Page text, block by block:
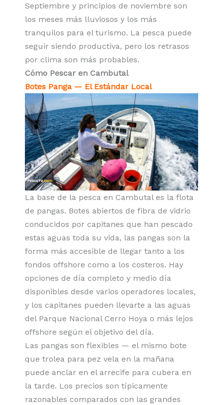
Septiembre y principios de noviembre son
los meses más lluviosos y los más
tranquilos para el turismo. La pesca puede
seguir siendo productiva, pero los retrasos
por clima son más probables.
Cómo Pescar en Cambutal
Botes Panga — El Estándar Local
La base de la pesca en Cambutal es la flota
de pangas. Botes abiertos de fibra de vidrio
conducidos por capitanes que han pescado
estas aguas toda su vida, las pangas son la
forma más accesible de llegar tanto a los
fondos offshore como a los costeros. Hay
opciones de día completo y medio día
disponibles desde varios operadores locales,
y los capitanes pueden llevarte a las aguas
del Parque Nacional Cerro Hoya o más lejos
offshore según el objetivo del día.
Las pangas son flexibles — el mismo bote
que trolea para pez vela en la mañana
puede anclar en el arrecife para cubera en
la tarde. Los precios son típicamente
razonables comparados con las grandes